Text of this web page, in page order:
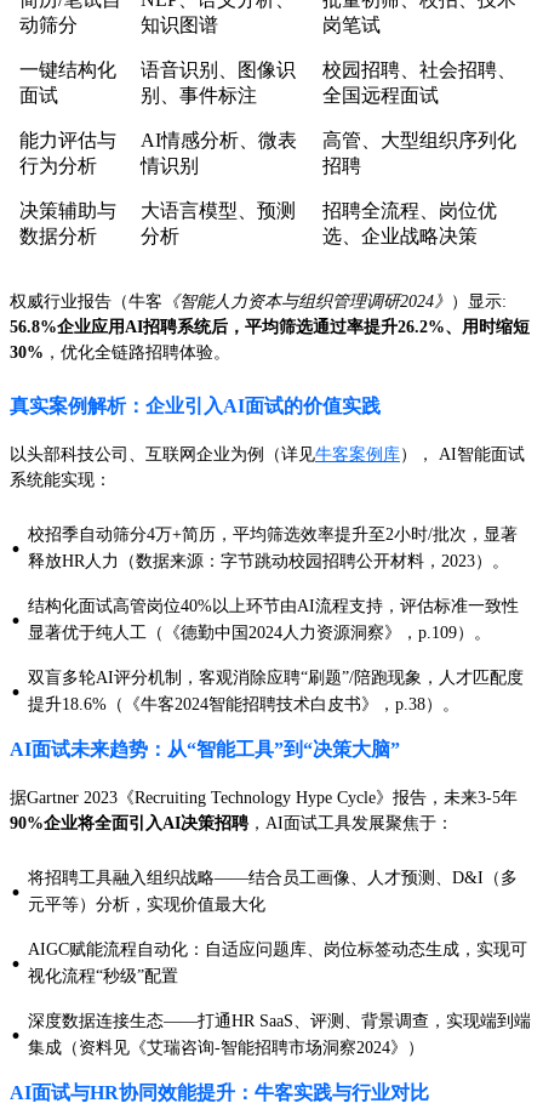
动筛分
知识图谱
岗笔试
一键结构化
面试
语音识别、图像识
别、事件标注
校园招聘、社会招聘、
全国远程面试
能力评估与
行为分析
AI情感分析、微表
情识别
高管、大型组织序列化
招聘
决策辅助与
数据分析
大语言模型、预测
分析
招聘全流程、岗位优
选、企业战略决策
权威行业报告（牛客 《智能人力资本与组织管理调研2024》 ）显示:
56.8%企业应用AI招聘系统后，平均筛选通过率提升26.2%、用时缩短
30% ，优化全链路招聘体验。
真实案例解析：企业引入AI面试的价值实践
以头部科技公司、互联网企业为例（详见牛客案例库）， AI智能面试
系统能实现：
· 校招季自动筛分4万+简历，平均筛选效率提升至2小时/批次，显著
释放HR人力（数据来源：字节跳动校园招聘公开材料，2023）。
· 结构化面试高管岗位40%以上环节由AI流程支持，评估标准一致性
显著优于纯人工（《德勤中国2024人力资源洞察》，p.109）。
· 双盲多轮AI评分机制，客观消除应聘“刷题”/陪跑现象，人才匹配度
提升18.6%（《牛客2024智能招聘技术白皮书》，p.38）。
AI面试未来趋势：从“智能工具”到“决策大脑”
据Gartner 2023《Recruiting Technology Hype Cycle》报告，未来3-5年
90%企业将全面引入AI决策招聘 ，AI面试工具发展聚焦于：
· 将招聘工具融入组织战略——结合员工画像、人才预测、D&I（多
元平等）分析，实现价值最大化
· AIGC赋能流程自动化：自适应问题库、岗位标签动态生成，实现可
视化流程“秒级”配置
· 深度数据连接生态——打通HR SaaS、评测、背景调查，实现端到端
集成（资料见《艾瑞咨询-智能招聘市场洞察2024》）
AI面试与HR协同效能提升：牛客实践与行业对比